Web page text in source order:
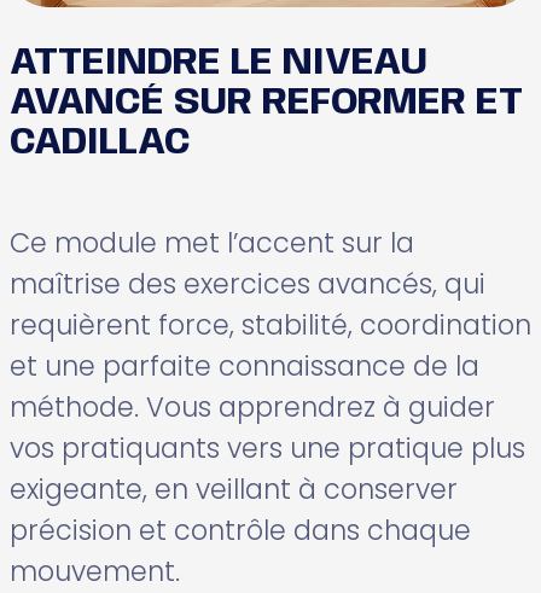
ATTEINDRE LE NIVEAU
AVANCÉ SUR REFORMER ET
CADILLAC
Ce module met l’accent sur la
maîtrise des exercices avancés, qui
requièrent force, stabilité, coordination
et une parfaite connaissance de la
méthode. Vous apprendrez à guider
vos pratiquants vers une pratique plus
exigeante, en veillant à conserver
précision et contrôle dans chaque
mouvement.